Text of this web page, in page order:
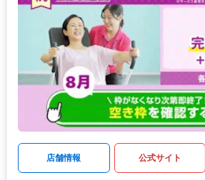
店舗情報 公式サイト